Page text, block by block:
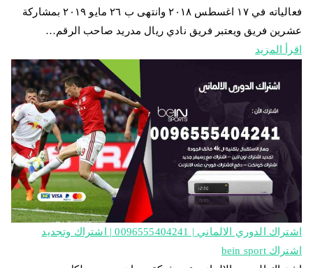
فعالياته في ١٧ اغسطس ٢٠١٨ وانتهى ب ٢٦ مايو ٢٠١٩ بمشاركة
عشرين فريق ويعتبر فريق نادي ريال مدريد صاحب الرقم…
اقرأ المزيد
اشتراك الدوري الالماني | 0096555404241 | اشتراك وتجديد
اشتراك bein sport